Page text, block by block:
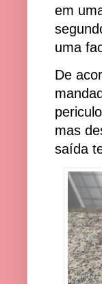
em
uma
De
mas
saída